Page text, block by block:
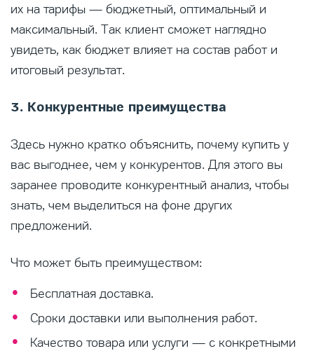
их на тарифы — бюджетный, оптимальный и
максимальный. Так клиент сможет наглядно
увидеть, как бюджет влияет на состав работ и
итоговый результат.
3. Конкурентные преимущества
Здесь нужно кратко объяснить, почему купить у
вас выгоднее, чем у конкурентов. Для этого вы
заранее проводите конкурентный анализ, чтобы
знать, чем выделиться на фоне других
предложений.
Что может быть преимуществом:
Бесплатная доставка.
Сроки доставки или выполнения работ.
Качество товара или услуги — с конкретными